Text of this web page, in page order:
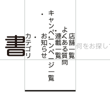
カ
テ
ゴ
リ
お
知
ら
せ
キ
ャ
ン
ペ
ー
ン
ペ
ー
ジ
一
覧
連
載
一
覧
よ
く
あ
る
質
問
店
舗
一
覧
燼中歌シリーズ 壁炉の家